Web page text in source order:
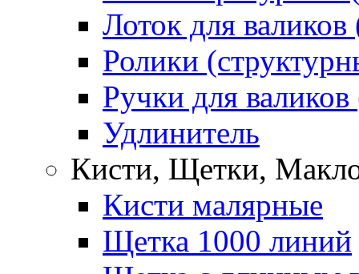
Лоток для
Ролики
Ручки для
Удлинитель
Кисти, Щетки,
Кисти малярные
Щетка 1000 линий